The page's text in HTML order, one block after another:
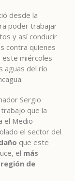
desde la
poder trabajar
y así conducir
contra quienes
miércoles
aguas del río
Sergio
que la
el Medio
el sector del
que este
el más
de